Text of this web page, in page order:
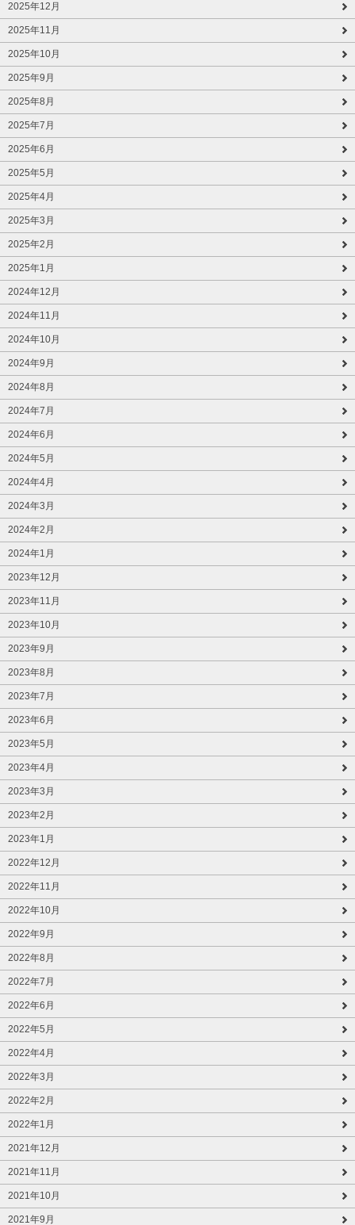
2025年12月
2025年11月
2025年10月
2025年9月
2025年8月
2025年7月
2025年6月
2025年5月
2025年4月
2025年3月
2025年2月
2025年1月
2024年12月
2024年11月
2024年10月
2024年9月
2024年8月
2024年7月
2024年6月
2024年5月
2024年4月
2024年3月
2024年2月
2024年1月
2023年12月
2023年11月
2023年10月
2023年9月
2023年8月
2023年7月
2023年6月
2023年5月
2023年4月
2023年3月
2023年2月
2023年1月
2022年12月
2022年11月
2022年10月
2022年9月
2022年8月
2022年7月
2022年6月
2022年5月
2022年4月
2022年3月
2022年2月
2022年1月
2021年12月
2021年11月
2021年10月
2021年9月